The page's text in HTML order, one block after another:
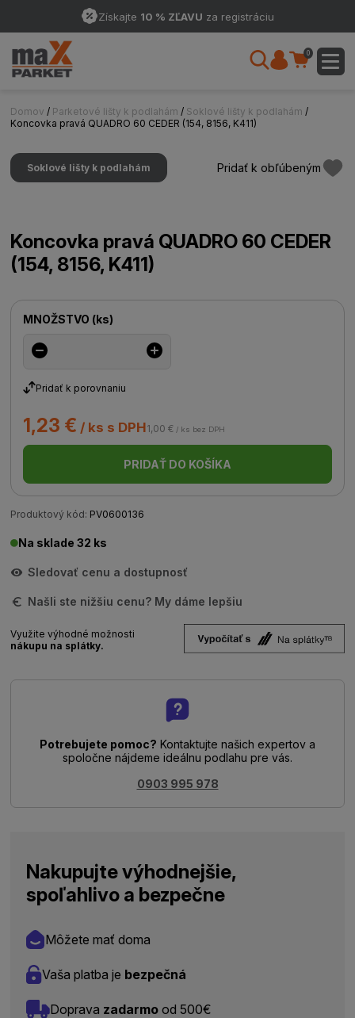
Získajte 10 % ZĽAVU za registráciu
0
Domov / Parketové lišty k podlahám / Soklové lišty k podlahám /
Koncovka pravá QUADRO 60 CEDER (154, 8156, K411)
Soklové lišty k podlahám Pridať k obľúbeným
Koncovka pravá QUADRO 60 CEDER
(154, 8156, K411)
MNOŽSTVO (ks)
Pridať k porovnaniu
1,23 € / ks s DPH1,00 € / ks bez DPH
PRIDAŤ DO KOŠÍKA
Produktový kód: PV0600136
Na sklade 32 ks
Sledovať cenu a dostupnosť
Našli ste nižšiu cenu? My dáme lepšiu
Využite výhodné možnosti
nákupu na splátky.
Potrebujete pomoc? Kontaktujte našich expertov a
spoločne nájdeme ideálnu podlahu pre vás.
0903 995 978
Nakupujte výhodnejšie,
spoľahlivo a bezpečne
Môžete mať doma
Vaša platba je bezpečná
Doprava zadarmo od 500€